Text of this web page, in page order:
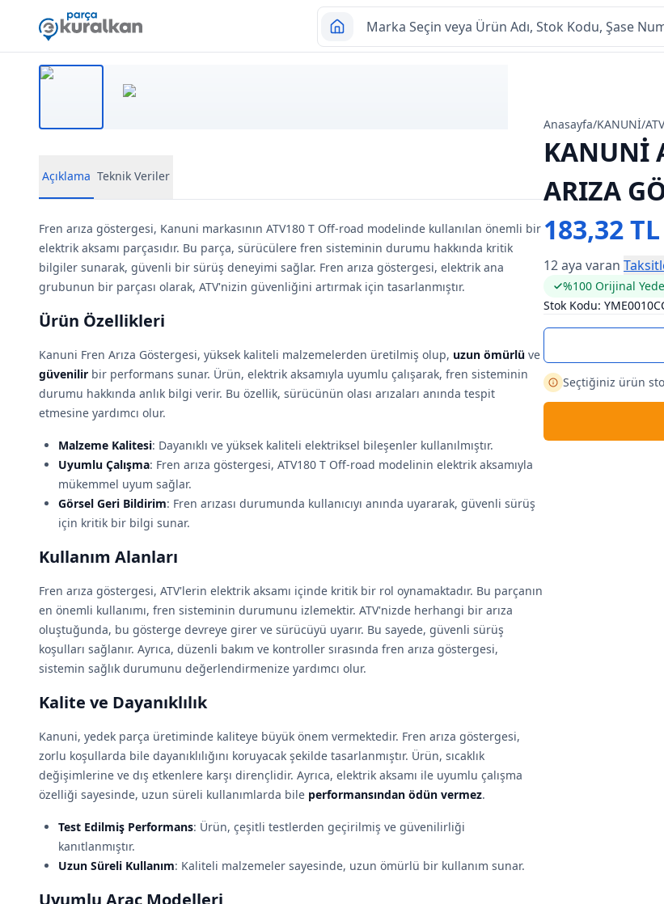
Anasayfa/KANUNİ/
KANUNİ
ARIZA
183,32 TL
12 aya varan
%100 Orijinal
Stok Kodu:
Seçtiğiniz ürün
Açıklama Teknik Veriler
Fren arıza göstergesi, Kanuni markasının ATV180 T Off-road modelinde kullanılan önemli bir
elektrik aksamı parçasıdır. Bu parça, sürücülere fren sisteminin durumu hakkında kritik
bilgiler sunarak, güvenli bir sürüş deneyimi sağlar. Fren arıza göstergesi, elektrik ana
grubunun bir parçası olarak, ATV'nizin güvenliğini artırmak için tasarlanmıştır.
Ürün Özellikleri
Kanuni Fren Arıza Göstergesi, yüksek kaliteli malzemelerden üretilmiş olup, uzun ömürlü ve
güvenilir bir performans sunar. Ürün, elektrik aksamıyla uyumlu çalışarak, fren sisteminin
durumu hakkında anlık bilgi verir. Bu özellik, sürücünün olası arızaları anında tespit
etmesine yardımcı olur.
Malzeme Kalitesi: Dayanıklı ve yüksek kaliteli elektriksel bileşenler kullanılmıştır.
Uyumlu Çalışma: Fren arıza göstergesi, ATV180 T Off-road modelinin elektrik aksamıyla
mükemmel uyum sağlar.
Görsel Geri Bildirim: Fren arızası durumunda kullanıcıyı anında uyararak, güvenli sürüş
için kritik bir bilgi sunar.
Kullanım Alanları
Fren arıza göstergesi, ATV'lerin elektrik aksamı içinde kritik bir rol oynamaktadır. Bu parçanın
en önemli kullanımı, fren sisteminin durumunu izlemektir. ATV'nizde herhangi bir arıza
oluştuğunda, bu gösterge devreye girer ve sürücüyü uyarır. Bu sayede, güvenli sürüş
koşulları sağlanır. Ayrıca, düzenli bakım ve kontroller sırasında fren arıza göstergesi,
sistemin sağlık durumunu değerlendirmenize yardımcı olur.
Kalite ve Dayanıklılık
Kanuni, yedek parça üretiminde kaliteye büyük önem vermektedir. Fren arıza göstergesi,
zorlu koşullarda bile dayanıklılığını koruyacak şekilde tasarlanmıştır. Ürün, sıcaklık
değişimlerine ve dış etkenlere karşı dirençlidir. Ayrıca, elektrik aksamı ile uyumlu çalışma
özelliği sayesinde, uzun süreli kullanımlarda bile performansından ödün vermez.
Test Edilmiş Performans: Ürün, çeşitli testlerden geçirilmiş ve güvenilirliği
kanıtlanmıştır.
Uzun Süreli Kullanım: Kaliteli malzemeler sayesinde, uzun ömürlü bir kullanım sunar.
Uyumlu Araç Modelleri